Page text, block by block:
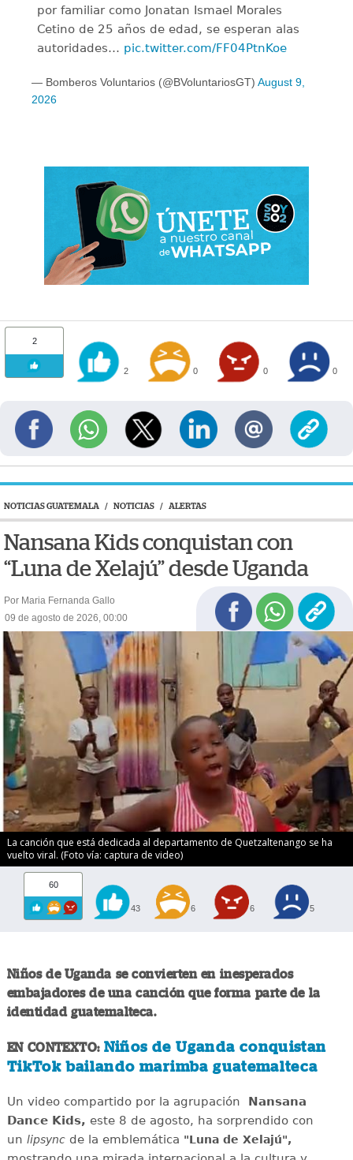
por familiar como Jonatan Ismael Morales
Cetino de 25 años de edad, se esperan alas
autoridades… pic.twitter.com/FF04PtnKoe
— Bomberos Voluntarios (@BVoluntariosGT) August 9,
2026
2
2 0 0 0
NOTICIAS GUATEMALA / NOTICIAS / ALERTAS
Nansana Kids conquistan con
“Luna de Xelajú” desde Uganda
Por Maria Fernanda Gallo
09 de agosto de 2026, 00:00
La canción que está dedicada al departamento de Quetzaltenango se ha
vuelto viral. (Foto vía: captura de video)
60
43 6 6 5
Niños de Uganda se convierten en inesperados
embajadores de una canción que forma parte de la
identidad guatemalteca.
EN CONTEXTO: Niños de Uganda conquistan
TikTok bailando marimba guatemalteca
Un video compartido por la agrupación Nansana
Dance Kids, este 8 de agosto, ha sorprendido con
un lipsyncde la emblemática "Luna de Xelajú",